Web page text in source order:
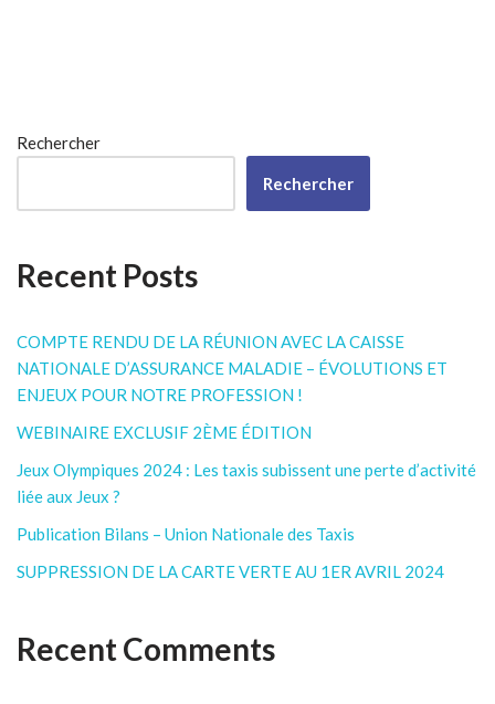
Rechercher
Rechercher
Recent Posts
COMPTE RENDU DE LA RÉUNION AVEC LA CAISSE
NATIONALE D’ASSURANCE MALADIE – ÉVOLUTIONS ET
ENJEUX POUR NOTRE PROFESSION !
WEBINAIRE EXCLUSIF 2ÈME ÉDITION
Jeux Olympiques 2024 : Les taxis subissent une perte d’activité
liée aux Jeux ?
Publication Bilans – Union Nationale des Taxis
SUPPRESSION DE LA CARTE VERTE AU 1ER AVRIL 2024
Recent Comments